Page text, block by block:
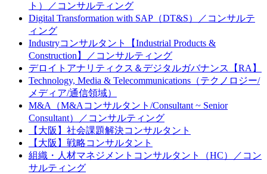
ト）／コンサルティング
Digital Transformation with SAP（DT&S）／コンサルテ
ィング
Industryコンサルタント【Industrial Products &
Construction】／コンサルティング
デロイトアナリティクス＆デジタルガバナンス【RA】
Technology, Media & Telecommunications（テクノロジー/
メディア/通信領域）
M&A（M&Aコンサルタント/Consultant ~ Senior
Consultant）／コンサルティング
【大阪】社会課題解決コンサルタント
【大阪】戦略コンサルタント
組織・人材マネジメントコンサルタント（HC）／コン
サルティング